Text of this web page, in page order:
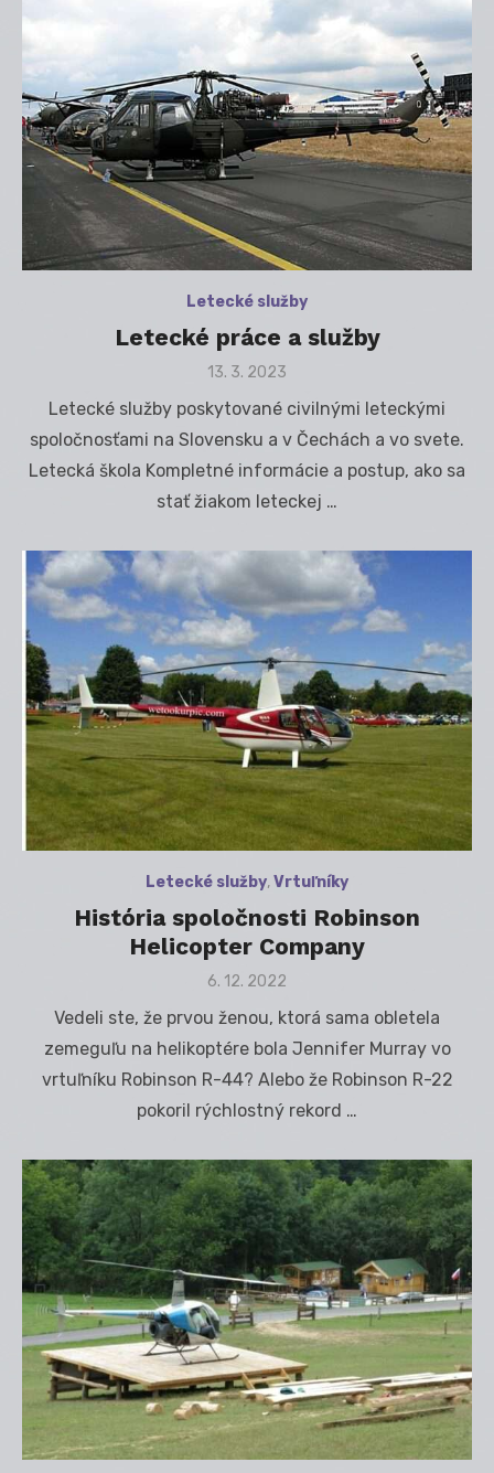
Letecké služby
Letecké práce a služby
Posted
13. 3. 2023
Letecké služby poskytované civilnými leteckými
spoločnosťami na Slovensku a v Čechách a vo svete.
Letecká škola Kompletné informácie a postup, ako sa
stať žiakom leteckej …
Letecké služby,Vrtuľníky
História spoločnosti Robinson
Helicopter Company
Posted
6. 12. 2022
Vedeli ste, že prvou ženou, ktorá sama obletela
zemeguľu na helikoptére bola Jennifer Murray vo
vrtuľníku Robinson R-44? Alebo že Robinson R-22
pokoril rýchlostný rekord …